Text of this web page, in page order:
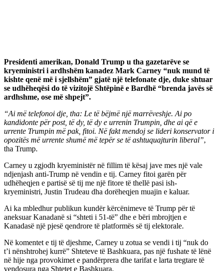
Presidenti amerikan, Donald Trump u tha gazetarëve se
kryeministri i ardhshëm kanadez Mark Carney “nuk mund të
kishte qenë më i sjellshëm” gjatë një telefonate dje, duke shtuar
se udhëheqësi do të vizitojë Shtëpinë e Bardhë “brenda javës së
ardhshme, ose më shpejt”.
“Ai më telefonoi dje, tha: Le të bëjmë një marrëveshje. Ai po
kandidonte për post, të dy, të dy e urrenin Trumpin, dhe ai që e
urrente Trumpin më pak, fitoi. Në fakt mendoj se lideri konservator i
opozitës më urrente shumë më tepër se të ashtuquajturin liberal”,
tha Trump.
Carney u zgjodh kryeministër në fillim të kësaj jave mes një vale
ndjenjash anti-Trump në vendin e tij. Carney fitoi garën për
udhëheqjen e partisë së tij me një fitore të thellë pasi ish-
kryeministri, Justin Trudeau dha dorëheqjen muajin e kaluar.
Ai ka mbledhur publikun kundër kërcënimeve të Trump për të
aneksuar Kanadanë si “shteti i 51-të” dhe e bëri mbrojtjen e
Kanadasë një pjesë qendrore të platformës së tij elektorale.
Në komentet e tij të djeshme, Carney u zotua se vendi i tij “nuk do
t’i nënshtrohej kurrë” Shteteve të Bashkuara, pas një fushate të lënë
në hije nga provokimet e pandërprera dhe tarifat e larta tregtare të
vendosura nga Shtetet e Bashkuara.